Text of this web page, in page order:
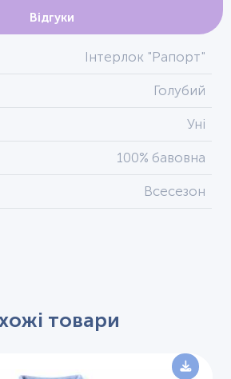
Відгуки
Інтерлок "Рапорт"
Голубий
Уні
100% бавовна
Всесезон
товари